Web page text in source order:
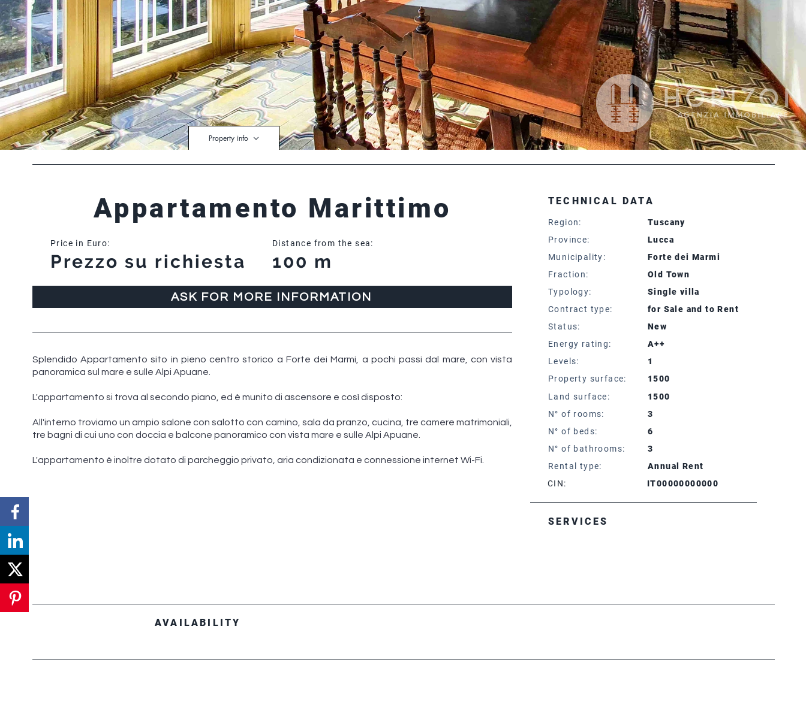
Property info
Appartamento Marittimo
Price in Euro:
Prezzo su richiesta
Distance from the sea:
100 m
ASK FOR MORE INFORMATION
Splendido Appartamento sito in pieno centro storico a Forte dei Marmi, a pochi passi dal mare, con vista
panoramica sul mare e sulle Alpi Apuane.
L'appartamento si trova al secondo piano, ed è munito di ascensore e così disposto:
All'interno troviamo un ampio salone con salotto con camino, sala da pranzo, cucina, tre camere matrimoniali,
tre bagni di cui uno con doccia e balcone panoramico con vista mare e sulle Alpi Apuane.
L'appartamento è inoltre dotato di parcheggio privato, aria condizionata e connessione internet Wi-Fi.
TECHNICAL DATA
Region:
Tuscany
Province:
Lucca
Municipality:
Forte dei Marmi
Fraction:
Old Town
Typology:
Single villa
Contract type:
for Sale and to Rent
Status:
New
Energy rating:
A++
Levels:
1
Property surface:
1500
Land surface:
1500
N° of rooms:
3
N° of beds:
6
N° of bathrooms:
3
Rental type:
Annual Rent
CIN:
IT00000000000
SERVICES
AVAILABILITY